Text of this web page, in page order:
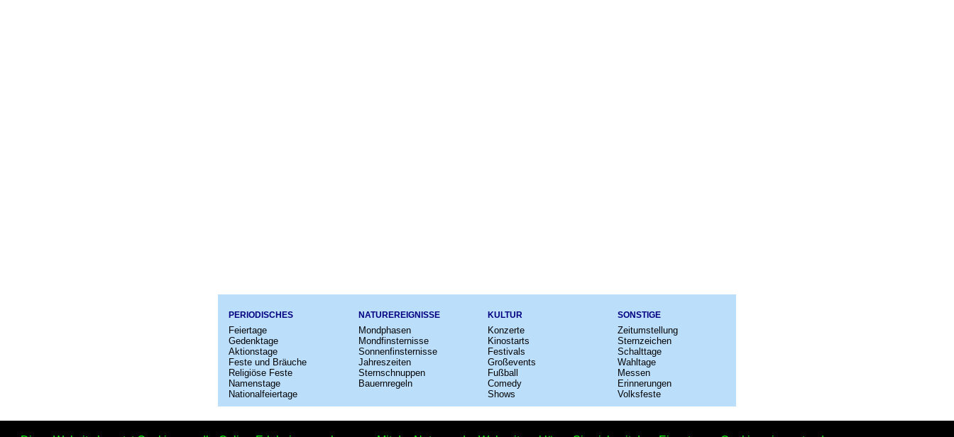
PERIODISCHES
Feiertage
Gedenktage
Aktionstage
Feste und Bräuche
Religiöse Feste
Namenstage
Nationalfeiertage
NATUREREIGNISSE
Mondphasen
Mondfinsternisse
Sonnenfinsternisse
Jahreszeiten
Sternschnuppen
Bauernregeln
KULTUR
Konzerte
Kinostarts
Festivals
Großevents
Fußball
Comedy
Shows
SONSTIGE
Zeitumstellung
Sternzeichen
Schalttage
Wahltage
Messen
Erinnerungen
Volksfeste